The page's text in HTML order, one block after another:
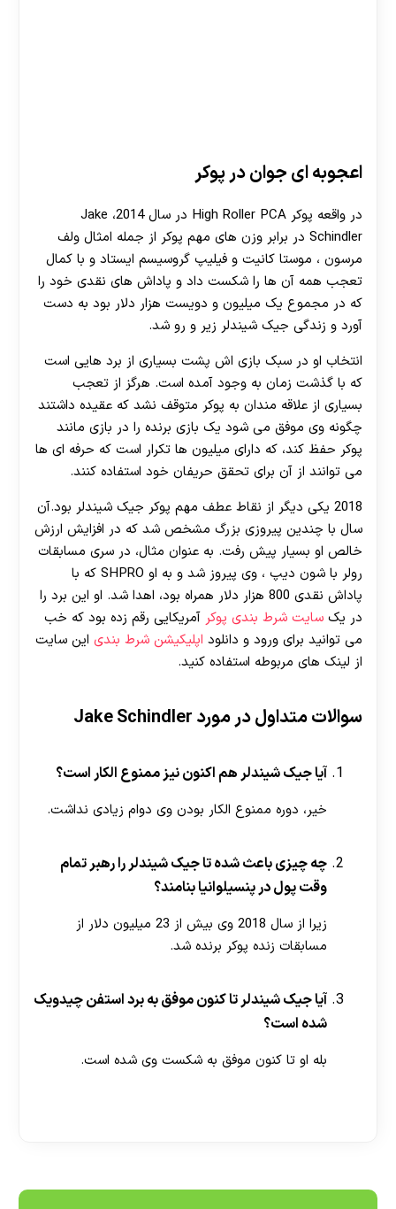
اعجوبه ای جوان در پوکر
در واقعه پوکر High Roller PCA در سال 2014، Jake
Schindler در برابر وزن های مهم پوکر از جمله امثال ولف
مرسون ، موستا کانیت و فیلیپ گروسیسم ایستاد و با کمال
تعجب همه آن ها را شکست داد و پاداش های نقدی خود را
که در مجموع یک میلیون و دویست هزار دلار بود به دست
آورد و زندگی جیک شیندلر زیر و رو شد.
انتخاب او در سبک بازی اش پشت بسیاری از برد هایی است
که با گذشت زمان به وجود آمده است. هرگز از تعجب
بسیاری از علاقه مندان به پوکر متوقف نشد که عقیده داشتند
چگونه وی موفق می شود یک بازی برنده را در بازی مانند
پوکر حفظ کند، که دارای میلیون ها تکرار است که حرفه ای ها
می توانند از آن برای تحقق حریفان خود استفاده کنند.
2018 یکی دیگر از نقاط عطف مهم پوکر جیک شیندلر بود.آن
سال با چندین پیروزی بزرگ مشخص شد که در افزایش ارزش
خالص او بسیار پیش رفت. به عنوان مثال، در سری مسابقات
رولر با شون دیپ ، وی پیروز شد و به او SHPRO که با
پاداش نقدی 800 هزار دلار همراه بود، اهدا شد. او این برد را
در یک سایت شرط بندی پوکر آمریکایی رقم زده بود که خب
می توانید برای ورود و دانلود اپلیکیشن شرط بندی این سایت
از لینک های مربوطه استفاده کنید.
سوالات متداول در مورد Jake Schindler
آیا جیک شیندلر هم اکنون نیز ممنوع الکار است؟
خیر، دوره ممنوع الکار بودن وی دوام زیادی نداشت.
چه چیزی باعث شده تا جیک شیندلر را رهبر تمام
وقت پول در پنسیلوانیا بنامند؟
زیرا از سال 2018 وی بیش از 23 میلیون دلار از
مسابقات زنده پوکر برنده شد.
آیا جیک شیندلر تا کنون موفق به برد استفن چیدویک
شده است؟
بله او تا کنون موفق به شکست وی شده است.